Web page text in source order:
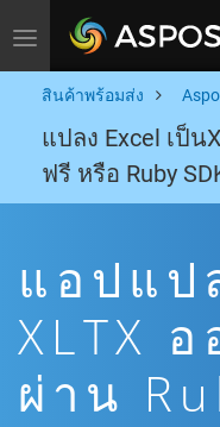
Toggle navigation
สินค้าพร้อมส่ง
แปลง Excel เป็น
ฟรี หรือ Ruby
แอปแป
XLTX
ผ่าน